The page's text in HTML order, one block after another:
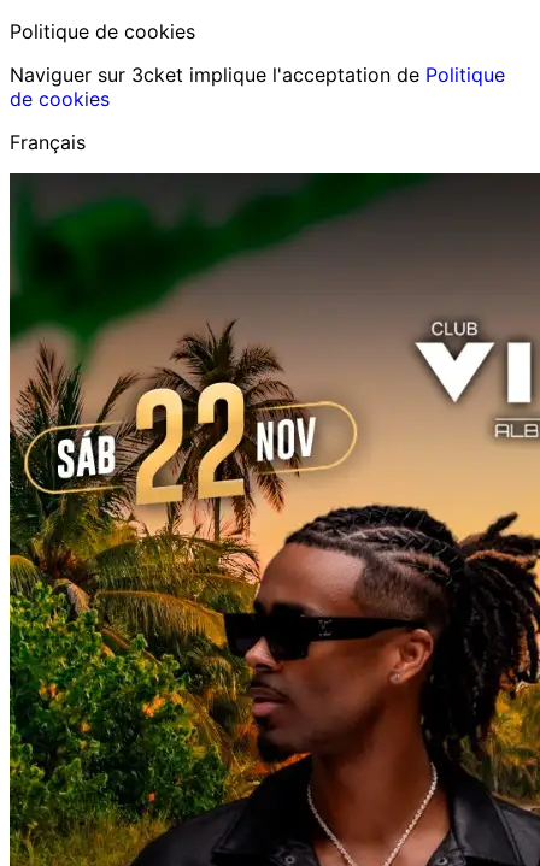
Politique de cookies
Naviguer sur 3cket implique l'acceptation de Politique
de cookies
Français